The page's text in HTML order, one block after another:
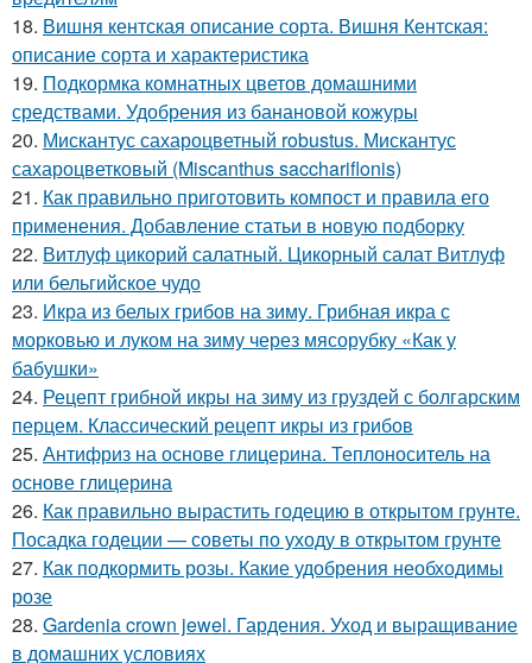
18. Вишня кентская описание сорта. Вишня Кентская:
описание сорта и характеристика
19. Подкормка комнатных цветов домашними
средствами. Удобрения из банановой кожуры
20. Мискантус сахароцветный robustus. Мискантус
сахароцветковый (Miscanthus sacchariflonis)
21. Как правильно приготовить компост и правила его
применения. Добавление статьи в новую подборку
22. Витлуф цикорий салатный. Цикорный салат Витлуф
или бельгийское чудо
23. Икра из белых грибов на зиму. Грибная икра с
морковью и луком на зиму через мясорубку «Как у
бабушки»
24. Рецепт грибной икры на зиму из груздей с болгарским
перцем. Классический рецепт икры из грибов
25. Антифриз на основе глицерина. Теплоноситель на
основе глицерина
26. Как правильно вырастить годецию в открытом грунте.
Посадка годеции — советы по уходу в открытом грунте
27. Как подкормить розы. Какие удобрения необходимы
розе
28. Gardenia crown jewel. Гардения. Уход и выращивание
в домашних условиях